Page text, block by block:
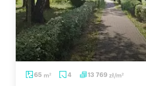
65 m2 4 13 769zł/m2